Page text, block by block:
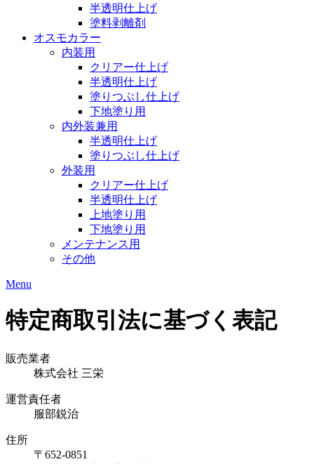
半透明仕上げ
塗料剥離剤
オスモカラー
内装用
クリアー仕上げ
半透明仕上げ
塗りつぶし仕上げ
下地塗り用
内外装兼用
半透明仕上げ
塗りつぶし仕上げ
外装用
クリアー仕上げ
半透明仕上げ
上地塗り用
下地塗り用
メンテナンス用
その他
Menu
特定商取引法に基づく表記
販売業者
株式会社 三栄
運営責任者
服部鋭治
住所
〒652-0851